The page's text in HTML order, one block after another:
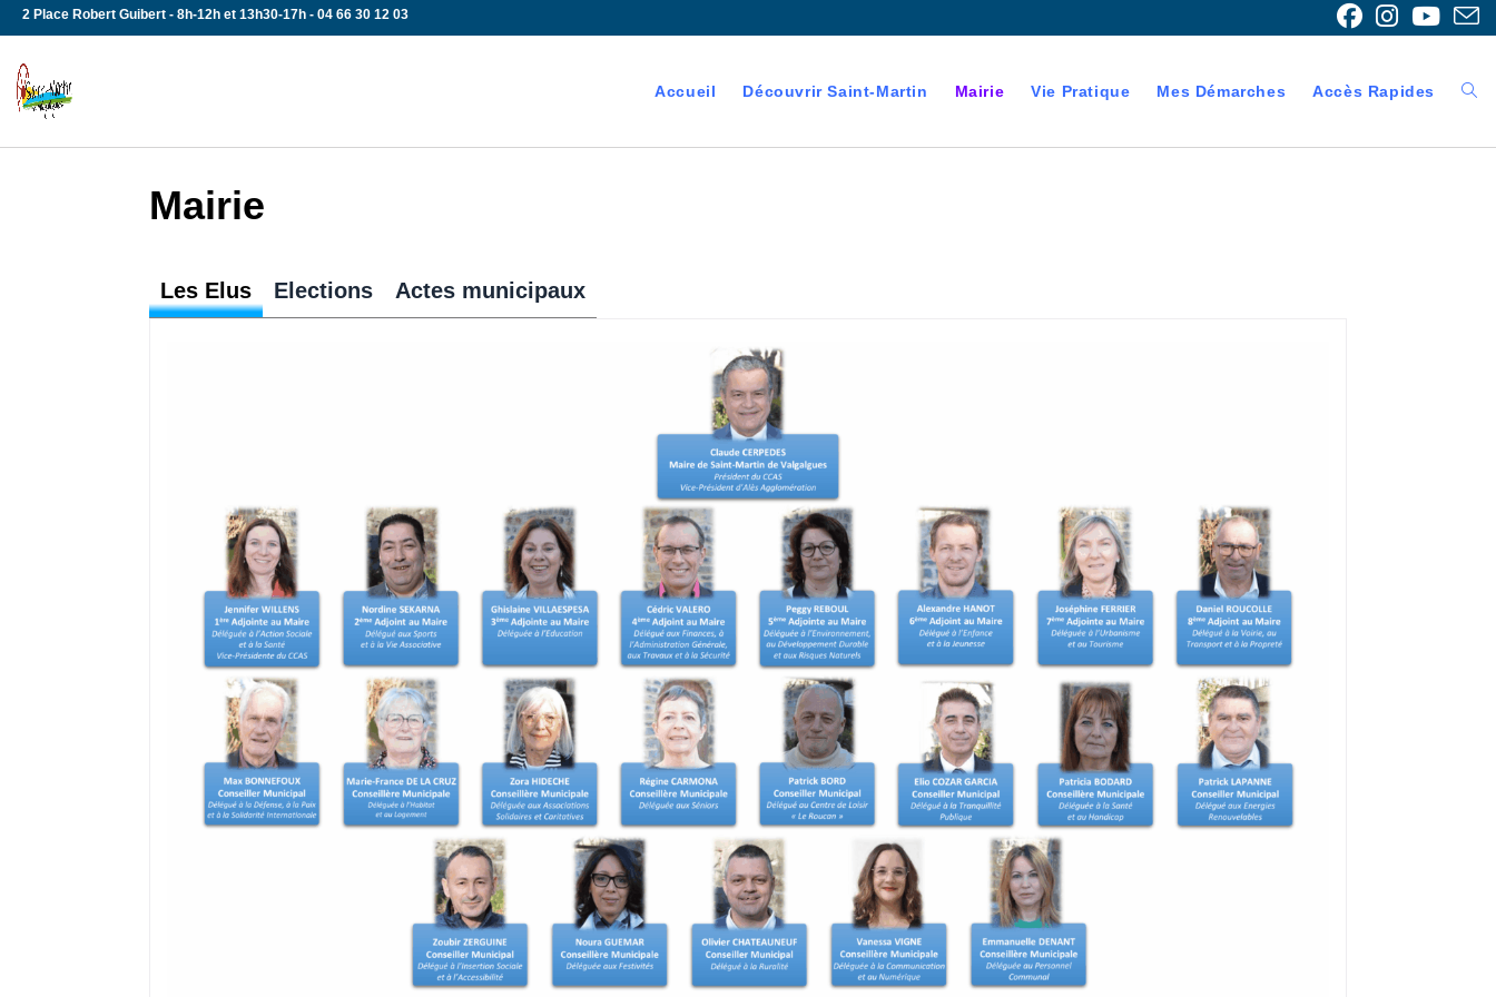
Skip
to
content
2 Place Robert Guibert - 8h-12h et 13h30-17h - 04 66 30 12 03
Accueil Découvrir Saint-Martin Mairie Vie Pratique Mes Démarches Accès Rapides
Mairie
Les Elus Elections Actes municipaux
Tous aux urnes !!! Chaque Français devenant majeur est
automatiquement inscrit sur les listes électorales de la commune
où il réside s’il a, préalablement, fait les démarches de
recensement citoyen dès l’âge de 16 ans. Une inscription d’office
peut ne pas être prise en compte du fait d’un recensement tardif
ou encore d’un déménagement après le recensement.
Dans ce cas, il convient de demander à être inscrit sur les listes
électorales auprès de sa mairie.